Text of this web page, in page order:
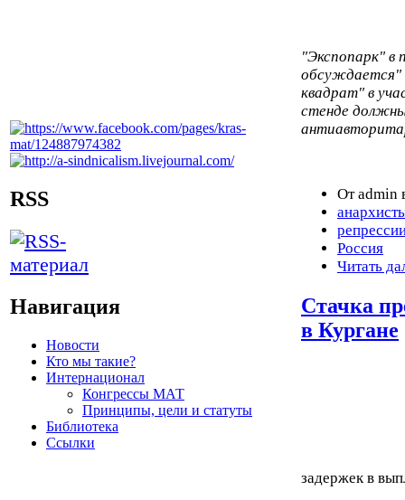
RSS
Навигация
Новости
Кто мы такие?
Интернационал
Конгрессы МАТ
Принципы, цели и статуты
Библиотека
Ссылки
"Экспопарк" в
обсуждается"
квадрат" в
стенде
От admin
Россия
Читать
Стачка
в Кургане
задержек в